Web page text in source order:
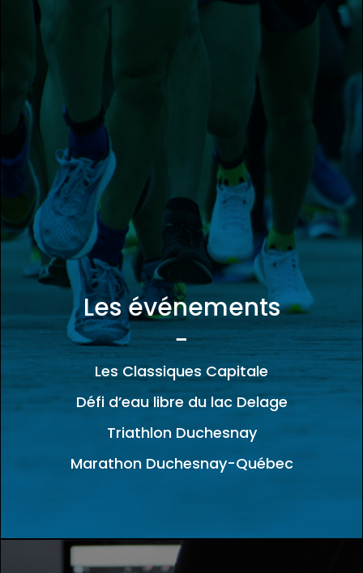
Les événements
−
Les Classiques Capitale
Défi d’eau libre du lac Delage
Triathlon Duchesnay
Marathon Duchesnay-Québec